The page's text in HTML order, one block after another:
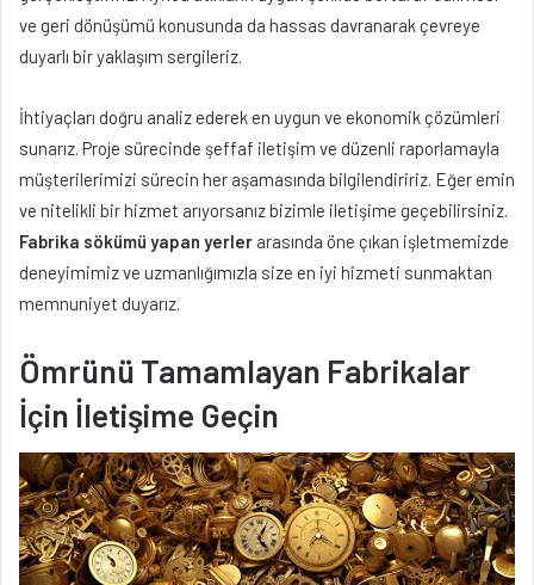
ve geri dönüşümü konusunda da hassas davranarak çevreye
duyarlı bir yaklaşım sergileriz.
İhtiyaçları doğru analiz ederek en uygun ve ekonomik çözümleri
sunarız. Proje sürecinde şeffaf iletişim ve düzenli raporlamayla
müşterilerimizi sürecin her aşamasında bilgilendiririz. Eğer emin
ve nitelikli bir hizmet arıyorsanız bizimle iletişime geçebilirsiniz.
Fabrika sökümü yapan yerler arasında öne çıkan işletmemizde
deneyimimiz ve uzmanlığımızla size en iyi hizmeti sunmaktan
memnuniyet duyarız.
Ömrünü Tamamlayan Fabrikalar
İçin İletişime Geçin